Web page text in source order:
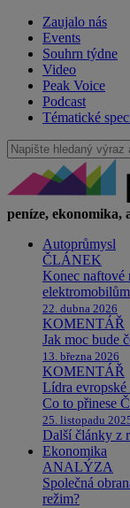
Zaujalo nás
Events
Souhrn týdne
Video
Peak Voice
Podcast
Tématické
peníze, ekonomika,
Autoprůmysl
ČLÁNEK
Konec naftové
elektromobilům
22. dubna 2026
KOMENTÁŘ
Jak moc bude
13. března 2026
KOMENTÁŘ
Lídra evropské
Co to přinese
25. listopadu
Další články z
Ekonomika
ANALÝZA
Společná
režim?